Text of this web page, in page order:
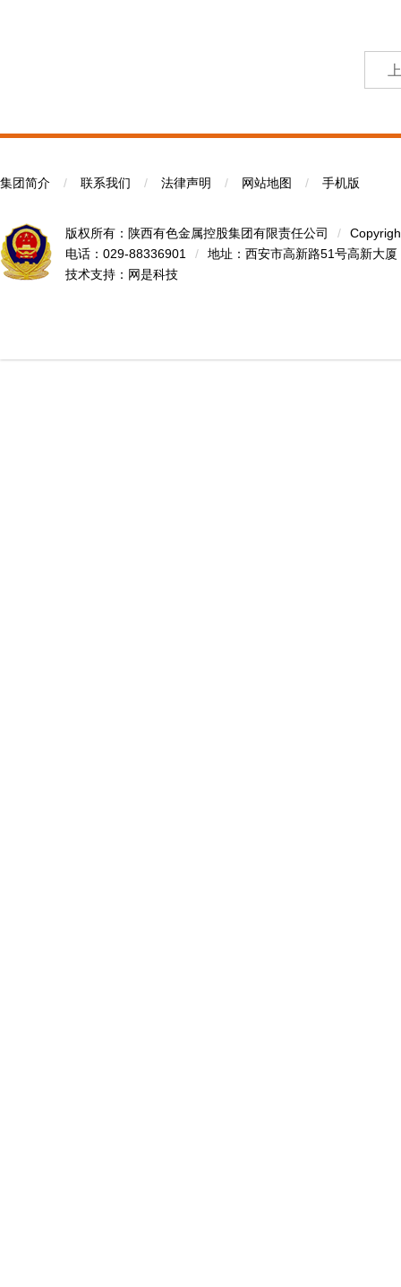
集团简介 / 联系我们 / 法律声明 / 网站地图 / 手机版
版权所有：陕西有色金属控股集团有限责任公司 /
电话：029-88336901
/
地址：西安市高新路51号高新大厦
技术支持： 网是科技